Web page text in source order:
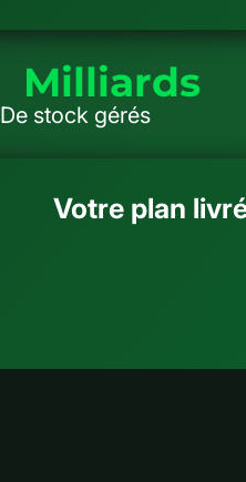
Milliards
De stock gérés
Votre plan